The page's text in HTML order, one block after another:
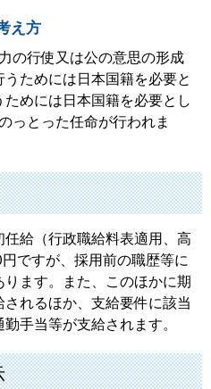
え方
の行使又は公の意思の形成
ためには日本国籍を必要と
めには日本国籍を必要とし
っとった任命が行われま
給（行政職給料表適用、高
ですが、採用前の職歴等に
ます。また、このほかに期
れるほか、支給要件に該当
手当等が支給されます。